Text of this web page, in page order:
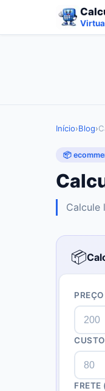
Início›Blog›
📦
Calcule
📦
FRETE